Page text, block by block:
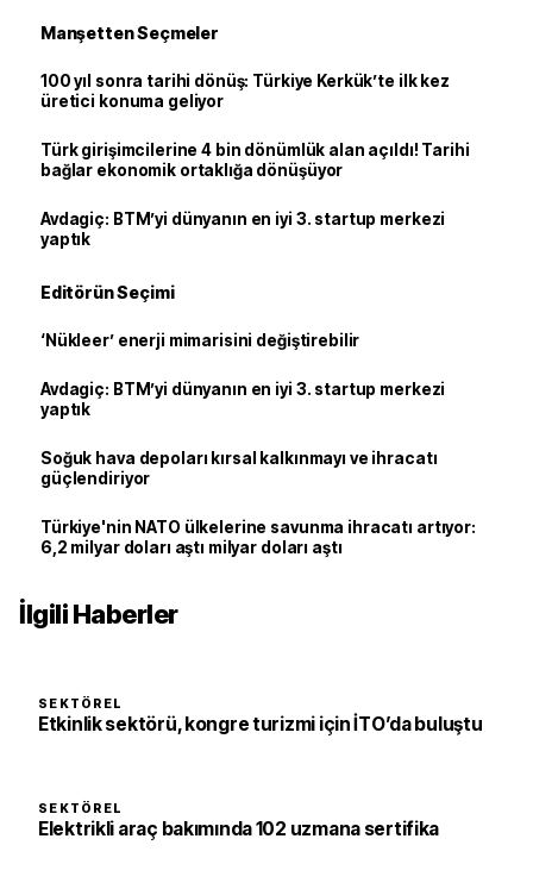
Manşetten Seçmeler
100 yıl sonra tarihi dönüş: Türkiye Kerkük’te ilk kez
üretici konuma geliyor
Türk girişimcilerine 4 bin dönümlük alan açıldı! Tarihi
bağlar ekonomik ortaklığa dönüşüyor
Avdagiç: BTM’yi dünyanın en iyi 3. startup merkezi
yaptık
Editörün Seçimi
‘Nükleer’ enerji mimarisini değiştirebilir
Avdagiç: BTM’yi dünyanın en iyi 3. startup merkezi
yaptık
Soğuk hava depoları kırsal kalkınmayı ve ihracatı
güçlendiriyor
Türkiye'nin NATO ülkelerine savunma ihracatı artıyor:
6,2 milyar doları aştı milyar doları aştı
İlgili Haberler
SEKTÖREL
Etkinlik sektörü, kongre turizmi için İTO’da buluştu
SEKTÖREL
Elektrikli araç bakımında 102 uzmana sertifika